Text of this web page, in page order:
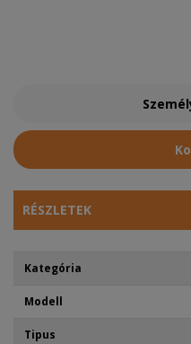
RÉSZLETEK
Kategória
Modell
Tipus